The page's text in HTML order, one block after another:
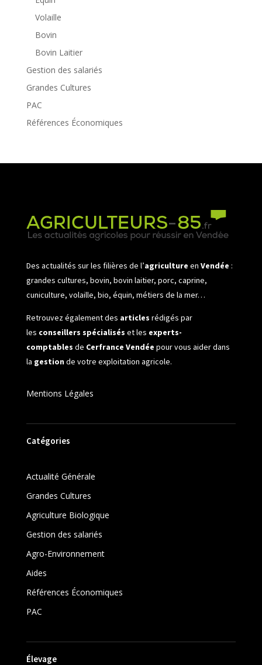
Volaille
Bovin
Bovin Laitier
Gestion des salariés
Grandes Cultures
PAC
Références Économiques
Des actualités sur les filières de l’agriculture en Vendée :
grandes cultures, bovin, bovin laitier, porc, caprine,
cuniculture, volaille, bio, équin, métiers de la mer…
Retrouvez également des articles rédigés par
les conseillers spécialisés et les experts-
comptables de Cerfrance Vendée pour vous aider dans
la gestionde votre exploitation agricole.
Mentions Légales
Catégories
Actualité Générale
Grandes Cultures
Agriculture Biologique
Gestion des salariés
Agro-Environnement
Aides
Références Économiques
PAC
Élevage